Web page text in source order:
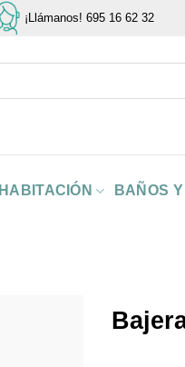
¡Llámanos! 695 16 62 32
HABITACIÓN BAÑOS